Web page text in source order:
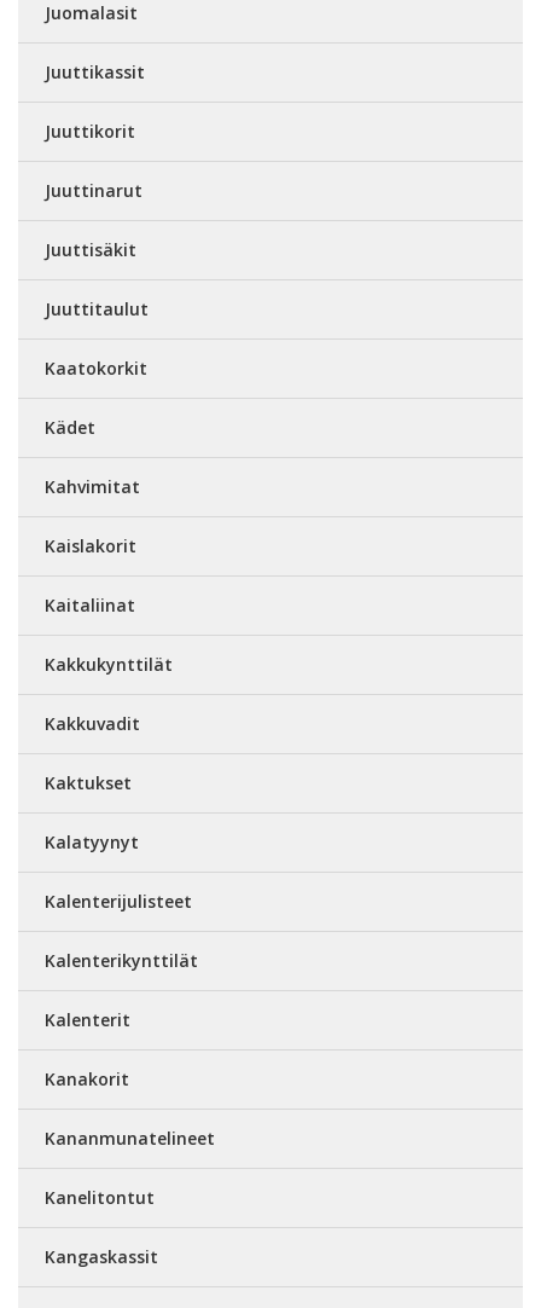
Juomalasit
Juuttikassit
Juuttikorit
Juuttinarut
Juuttisäkit
Juuttitaulut
Kaatokorkit
Kädet
Kahvimitat
Kaislakorit
Kaitaliinat
Kakkukynttilät
Kakkuvadit
Kaktukset
Kalatyynyt
Kalenterijulisteet
Kalenterikynttilät
Kalenterit
Kanakorit
Kananmunatelineet
Kanelitontut
Kangaskassit